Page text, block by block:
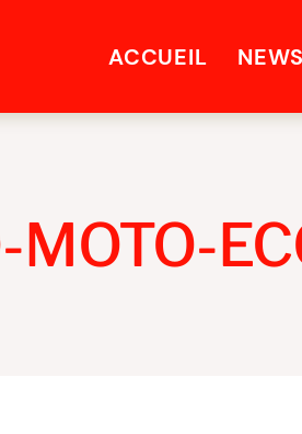
ACCUEIL NEWS
MOTO-